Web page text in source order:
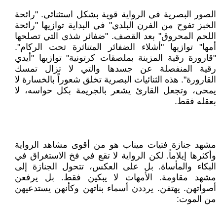
الصور البصرية في الرواية قوية بشكل استثنائي. "رائحة
الخبز تفوح من الفرن البلدي" في البداية توازيها "رائحة
اللحم المحروق" بعد القصف. "ضفائر شذى التي تصلحها
أمها" توازيها "أشلاء الضفائر المتناثرة تحت الركام".
"قارورة رقية المزينة بملصقات كرتونية" توازيها "أيدي
رقية المنفصلة عن جسدها والتي لا تزال تمسك
القارورة". هذه الثنائيات البصرية تخلق شعوراً بالخسارة لا
يمحى، وتجعل القارئ يشعر بالجريمة بكل حواسه، لا
بعقله فقط.
مشهد جنازة فتيات ميناب هو من أقوى مشاهد الرواية
وأكثرها إيلاماً. لكن الرواية لا تقع في فخ الاستغراق في
البكاء والمأساة. بل على العكس، تتحول الجنازة إلى
مشهد مقاومة. الأمهات لا يبكين فقط. بل يرفعن
أصواتهن. يهتفن. يرددن أسماء بناتهن وكأنهن يستدعيهن
من الموت: